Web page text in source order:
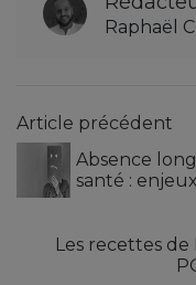
Raphaël
Article précédent
Absence
santé :
Les recettes de